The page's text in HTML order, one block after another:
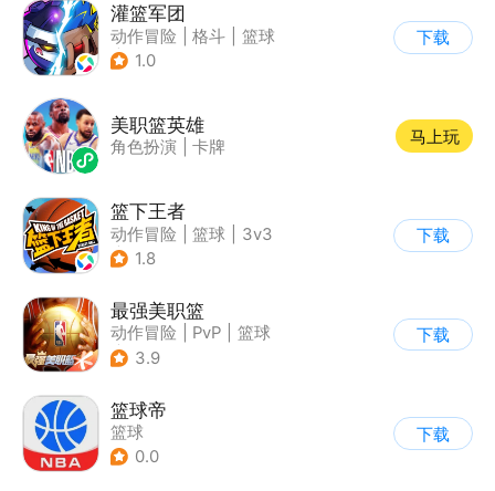
灌篮军团
动作冒险 格斗
篮球
| 匹配对战
1.0
下载
美职篮英雄
角色扮演 卡牌
马上玩
篮下王者
动作冒险 篮球
3v3
| 美漫
1.8
下载
最强美职篮
动作冒险 PvP
篮球
| 写实
3.9
下载
篮球帝
篮球
0.0
下载